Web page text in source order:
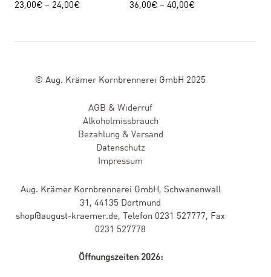
23,00€ – 24,00€ 36,00€– 40,00€
© Aug. Krämer Kornbrennerei GmbH 2025
AGB & Widerruf
Alkoholmissbrauch
Bezahlung & Versand
Datenschutz
Impressum
Aug. Krämer Kornbrennerei GmbH, Schwanenwall
31, 44135 Dortmund
shop@august-kraemer.de, Telefon 0231 527777, Fax
0231 527778
Öffnungszeiten 2026: